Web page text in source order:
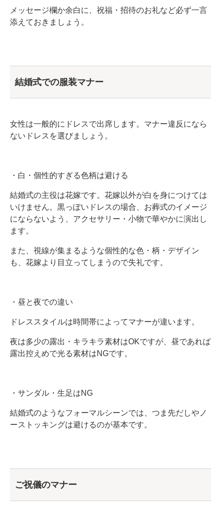
メッセージ欄か余白に、祝福・招待のお礼など必ず一言
添えておきましょう。
結婚式での服装マナー
女性は一般的にドレスで出席します。マナー違反になら
ないドレスを選びましょう。
・白・個性的すぎる色柄は避ける
結婚式の主役は花嫁です。花嫁以外が白を身につけては
いけません。黒っぽいドレスの場合、お葬式のイメージ
にならないよう、アクセサリー・小物で華やかに演出し
ます。
また、視線が集まるような個性的な色・柄・デザイン
も、花嫁より目立ってしまうので失礼です。
・昼と夜での違い
ドレススタイルは時間帯によってマナーが違います。
夜は多少の露出・キラキラ素材はOKですが、昼であれば
露出控えめで光る素材はNGです。
・サンダル・生足はNG
結婚式のようなフォーマルシーンでは、つま先だしやノ
ーストッキングは避けるのが基本です。
ご祝儀のマナー